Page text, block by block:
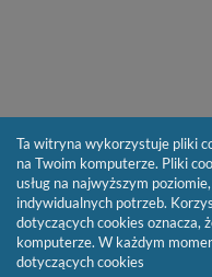
Ta witryna wykorzystuje pliki
na Twoim komputerze. Pliki
usług na najwyższym
indywidualnych potrzeb.
dotyczących cookies oznacza,
komputerze. W każdym
dotyczących cookies